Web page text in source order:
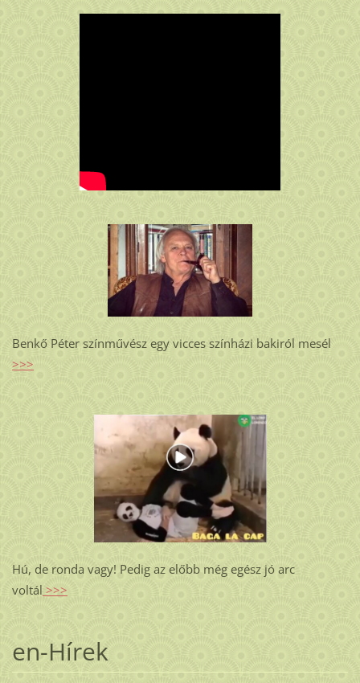
Benkő Péter színművész egy vicces színházi bakiról mesél
>>>
Hú, de ronda vagy! Pedig az előbb még egész jó arc
voltál >>>
en-Hírek